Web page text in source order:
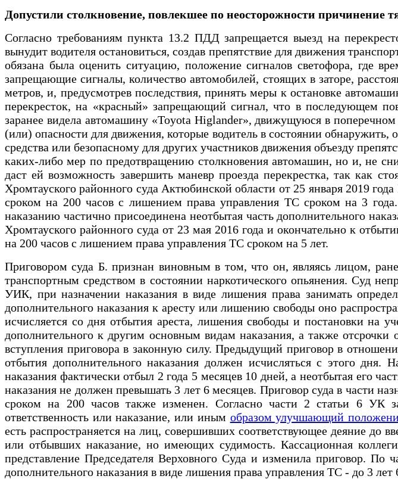
Допустили столкновение, повлекшее по неосторожности причинение
Согласно требованиям пункта 13.2 ПДД запрещается выезд на
вынудит водителя остановиться, создав препятствие для движения
обязана была оценить ситуацию, положение сигналов светофора, где
запрещающие сигналы, количество автомобилей, стоящих в заторе,
метров, и, предусмотрев последствия, принять меры к остановке
перекресток, на «красный» запрещающий сигнал, что в последующем
заранее видела автомашину «Toyota Higlander», движущуюся в
(или) опасности для движения, которые водитель в состоянии
средства или безопасному для других участников движения объезду
каких-либо мер по предотвращению столкновения автомашин, но и, не
даст ей возможность завершить маневр проезда перекрестка, так как
Хромтауского районного суда Актюбинской области от 25 января 2019
сроком на 200 часов с лишением права управления ТС сроком на 3
наказанию частично присоединена неотбытая часть дополнительного
Хромтауского районного суда от 23 мая 2016 года и окончательно к
на 200 часов с лишением права управления ТС сроком на 5 лет.
Приговором суда Б. признан виновным в том, что он, являясь лицом,
транспортным средством в состоянии наркотического опьянения. Суд
УИК, при назначении наказания в виде лишения права занимать
дополнительного наказания к аресту или лишению свободы оно
исчисляется со дня отбытия ареста, лишения свободы и постановки на
дополнительного к другим основным видам наказания, а также отсрочки
вступления приговора в законную силу. Предыдущий приговор в
отбытия дополнительного наказания должен исчисляться с этого
наказания фактически отбыл 2 года 5 месяцев 10 дней, а неотбытая его
наказания не должен превышать 3 лет 6 месяцев. Приговор суда в части
сроком на 200 часов также изменен. Согласно части 2 статьи 6 УК
ответственность или наказание, или иным образом улучшающий
есть распространяется на лиц, совершивших соответствующее деяние до
или отбывших наказание, но имеющих судимость. Кассационная
представление Председателя Верховного Суда и изменила приговор.
дополнительного наказания в виде лишения права управления ТС - до 3